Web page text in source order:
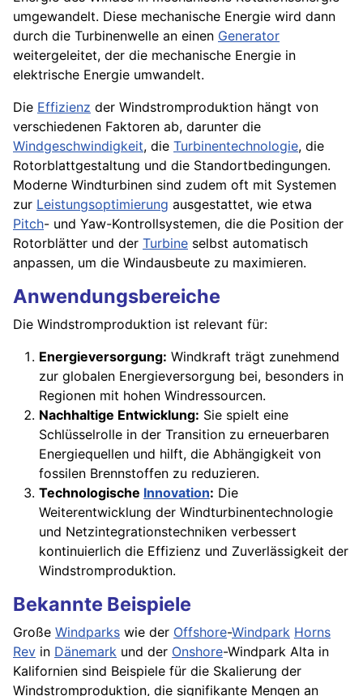
umgewandelt. Diese mechanische Energie wird dann
durch die Turbinenwelle an einen Generator
weitergeleitet, der die mechanische Energie in
elektrische Energie umwandelt.
Die Effizienz der Windstromproduktion hängt von
verschiedenen Faktoren ab, darunter die
Windgeschwindigkeit, die Turbinentechnologie, die
Rotorblattgestaltung und die Standortbedingungen.
Moderne Windturbinen sind zudem oft mit Systemen
zur Leistungsoptimierung ausgestattet, wie etwa
Pitch- und Yaw-Kontrollsystemen, die die Position der
Rotorblätter und der Turbine selbst automatisch
anpassen, um die Windausbeute zu maximieren.
Anwendungsbereiche
Die Windstromproduktion ist relevant für:
Energieversorgung: Windkraft trägt zunehmend
zur globalen Energieversorgung bei, besonders in
Regionen mit hohen Windressourcen.
Nachhaltige Entwicklung: Sie spielt eine
Schlüsselrolle in der Transition zu erneuerbaren
Energiequellen und hilft, die Abhängigkeit von
fossilen Brennstoffen zu reduzieren.
Technologische Innovation: Die
Weiterentwicklung der Windturbinentechnologie
und Netzintegrationstechniken verbessert
kontinuierlich die Effizienz und Zuverlässigkeit der
Windstromproduktion.
Bekannte Beispiele
Große Windparks wie der Offshore-Windpark Horns
Rev in Dänemark und der Onshore-Windpark Alta in
Kalifornien sind Beispiele für die Skalierung der
Windstromproduktion, die signifikante Mengen an